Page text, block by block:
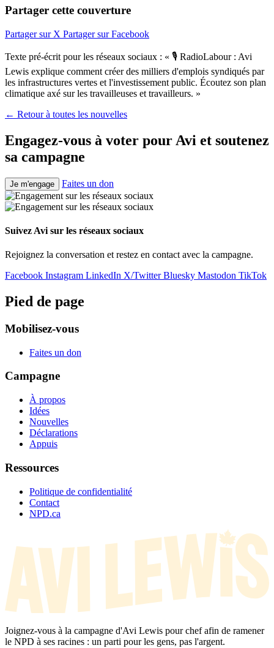
Partager cette couverture
Partager sur X Partager sur Facebook
Texte pré-écrit pour les réseaux sociaux : « 🎙️ RadioLabour : Avi
Lewis explique comment créer des milliers d'emplois syndiqués par
les infrastructures vertes et l'investissement public. Écoutez son plan
climatique axé sur les travailleuses et travailleurs. »
← Retour à toutes les nouvelles
Engagez-vous à voter pour Avi et soutenez
sa campagne
Je m'engage Faites un don
Suivez Avi sur les réseaux sociaux
Rejoignez la conversation et restez en contact avec la campagne.
Facebook Instagram LinkedIn X/TwitterBluesky Mastodon TikTok
Pied de page
Mobilisez-vous
Faites un don
Campagne
À propos
Idées
Nouvelles
Déclarations
Appuis
Ressources
Politique de confidentialité
Contact
NPD.ca
Joignez-vous à la campagne d'Avi Lewis pour chef afin de ramener
le NPD à ses racines : un parti pour les gens, pas l'argent.